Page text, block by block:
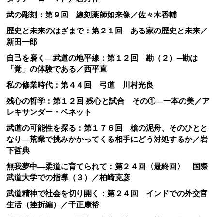
武の彫刻：第９回 線刻薬師如来像／佐々木香輔
歴史と未来のはざまで：第２１回 ある家の歴史と未来／
新田一郎
自己を磨く―武道の地平線：第１２回 勘（２）─勘は
「覚」の体験である／西平直
私の修業時代：第４４回 弓道 川村光良
残心の哲学：第１２回 残心と試合 その①―一本の美／ア
レキサンダー・ベネット
武道の可能性を探る：第１７６回 槍の泥舟、そのひとと
なり―荒業で挑みかかってくる相手にどう対処するか／岩
下哲典
無我夢中―柔道に育てられて：第２４回〈最終回〉 国際
武道大学での指導（３）／柏崎克彦
武道精神で社会を切り開く：第２４回 インドでの外交官
生活（挫折編）／千正康裕